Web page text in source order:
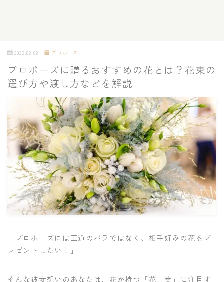
2023.02.02 プロポーズ
プロポーズに贈るおすすめの花とは？花束の
選び方や渡し方などを解説
「プロポーズには王道のバラではなく、相手好みの花をプ
レゼントしたい！」
そんな彼女想いのあなたは、花が持つ「花言葉」に注目す